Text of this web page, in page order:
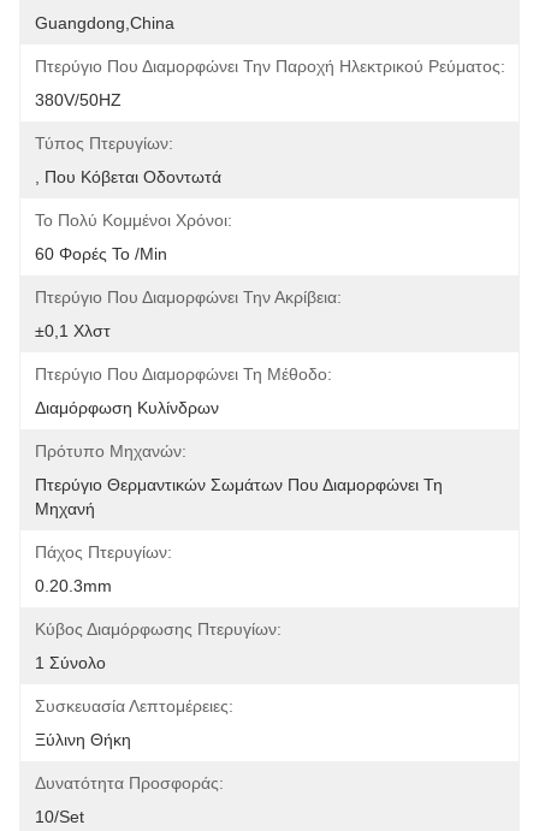
Guangdong,China
Πτερύγιο Που Διαμορφώνει Την Παροχή Ηλεκτρικού Ρεύματος:
380V/50HZ
Τύπος Πτερυγίων:
, Που Κόβεται Οδοντωτά
Το Πολύ Κομμένοι Χρόνοι:
60 Φορές Το /min
Πτερύγιο Που Διαμορφώνει Την Ακρίβεια:
±0,1 Χλστ
Πτερύγιο Που Διαμορφώνει Τη Μέθοδο:
Διαμόρφωση Κυλίνδρων
Πρότυπο Μηχανών:
Πτερύγιο Θερμαντικών Σωμάτων Που Διαμορφώνει Τη
Μηχανή
Πάχος Πτερυγίων:
0.20.3mm
Κύβος Διαμόρφωσης Πτερυγίων:
1 Σύνολο
Συσκευασία Λεπτομέρειες:
Ξύλινη Θήκη
Δυνατότητα Προσφοράς:
10/set